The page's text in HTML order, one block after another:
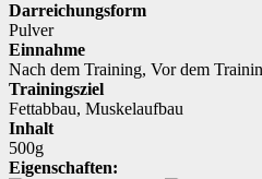
Darreichungsform
Pulver
Einnahme
Nach dem Training, Vor dem
Trainingsziel
Fettabbau, Muskelaufbau
Inhalt
500g
Eigenschaften: